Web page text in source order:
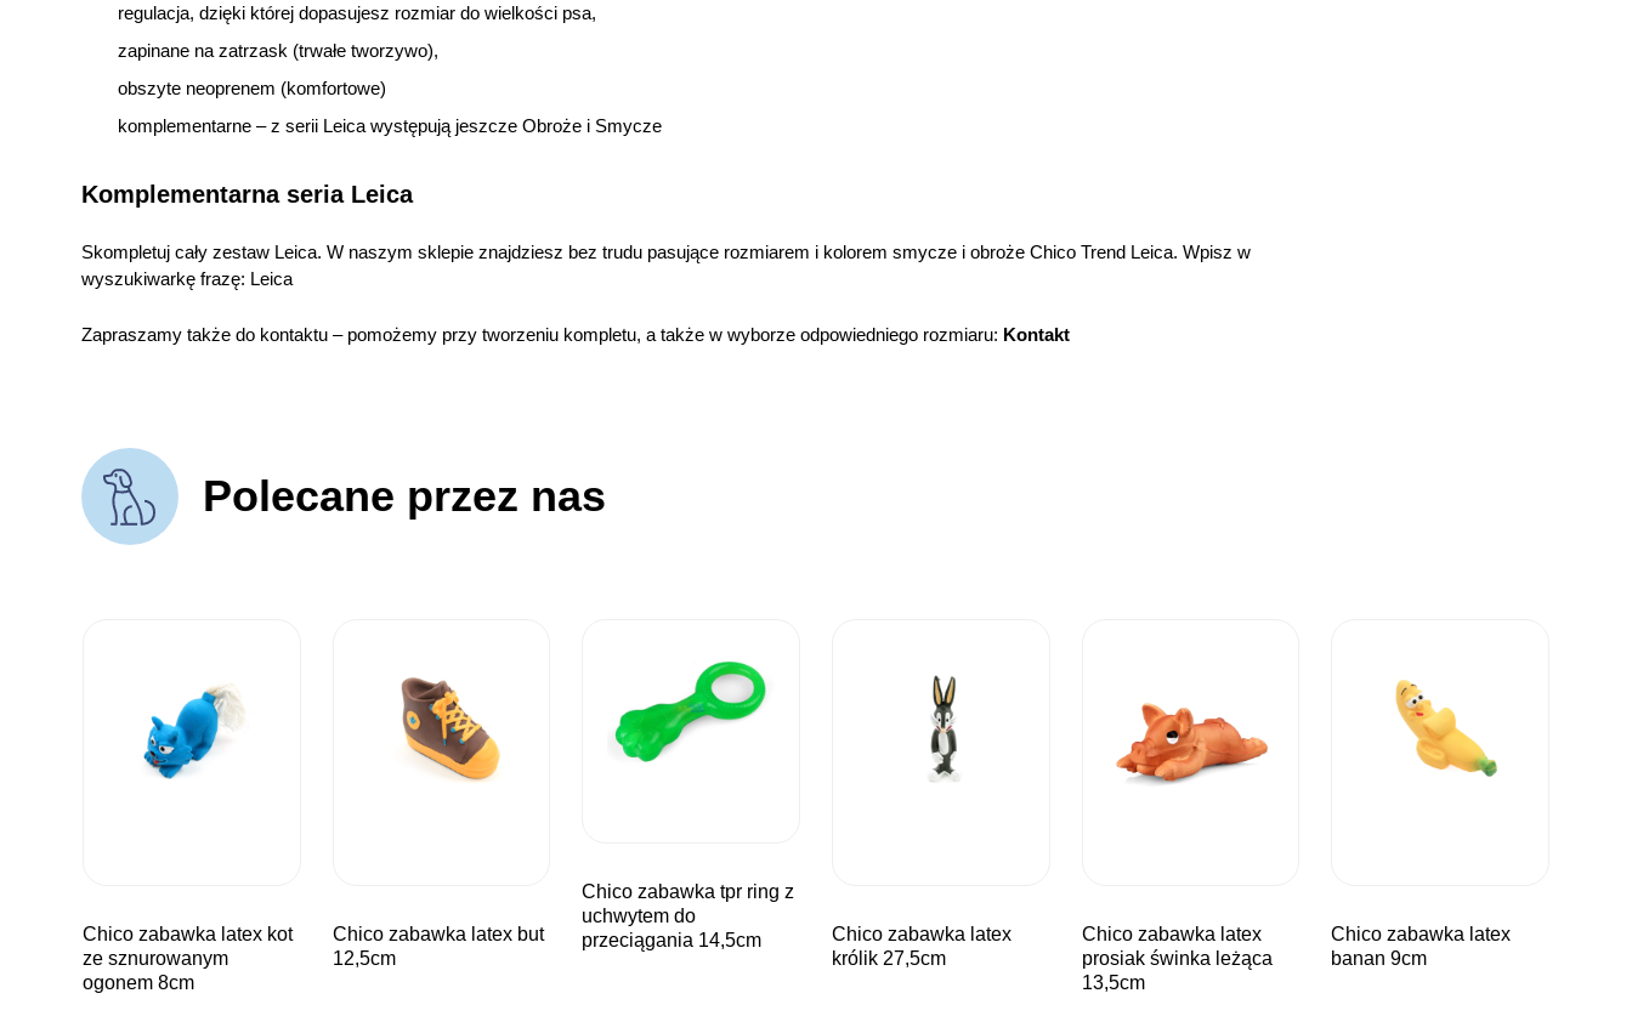
regulacja, dzięki której dopasujesz rozmiar do wielkości psa,
zapinane na zatrzask (trwałe tworzywo),
obszyte neoprenem (komfortowe)
komplementarne – z serii Leica występują jeszcze Obroże i Smycze
Komplementarna seria Leica
Skompletuj cały zestaw Leica. W naszym sklepie znajdziesz bez trudu pasujące rozmiarem i kolorem smycze i obroże Chico Trend Leica. Wpisz w
wyszukiwarkę frazę: Leica
Zapraszamy także do kontaktu – pomożemy przy tworzeniu kompletu, a także w wyborze odpowiedniego rozmiaru: Kontakt
Polecane przez nas
chico zabawka latex kot
ze sznurowanym
ogonem 8cm
chico zabawka latex but
12,5cm
chico zabawka tpr ring z
uchwytem do
przeciągania 14,5cm
chico zabawka latex
królik 27,5cm
chico zabawka latex
prosiak świnka leżąca
13,5cm
chico zabawka latex
banan 9cm